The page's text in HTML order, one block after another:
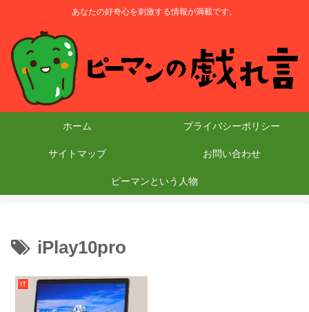
あなたの好奇心を刺激する情報が満載です。
ホーム プライバシーポリシー
サイトマップ お問い合わせ
ピーマンという人物
iPlay10pro
IT